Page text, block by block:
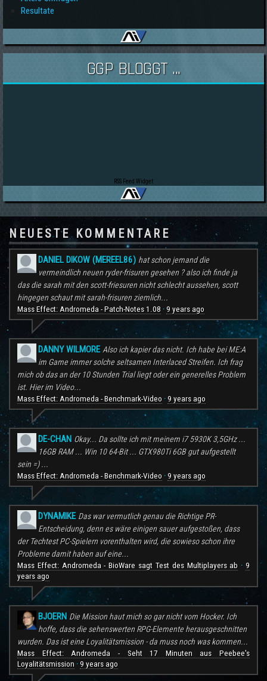
Resultate
GGP BLOGGT ...
RSS Feed Widget
NEUESTE KOMMENTARE
DANIEL DIKOW (MEREEL86) hat schon jemand die
vermeindlich neuen ryder-frisuren gesehen ? also ich finde ja
das die sarah mit den scott-friesuren nicht schlecht aussehen, scott
hingegen schaut mit sarah-frisuren ziemlich...
Mass Effect: Andromeda - Patch-Notes 1.08 · 9 years ago
DANNY WILMORE Also ich kapier das nicht. Ich habe bei ME:A
im Game immer solche seltsamen Interlaced Streifen. Ich frag
mich ob das an der 10 Stunden Trial liegt oder ein generelles Problem
ist. Hier im Video...
Mass Effect: Andromeda - Benchmark-Video · 9 years ago
DE-CHAN Okay... Da sollte ich mit meinem i7 5930K 3,5GHz ...
16GB RAM ... Win 10 64-Bit ... GTX980Ti 6GB gut aufgestellt
sein =) ...
Mass Effect: Andromeda - Benchmark-Video · 9 years ago
DYNAMIKE Das war vermutlich genau die Richtige PR-
Entscheidung, denn es wäre einigen sauer aufgestoßen, dass
der Techtest PC-Spielern vorenthalten wird, die sowieso schon ihre
Probleme damit haben auf eine...
Mass Effect: Andromeda - BioWare sagt Test des Multiplayers ab ·9
years ago
BJOERN Die Mission haut mich so gar nicht vom Hocker. Ich
hoffe, dass die sehenswerten RPG-Elemente herausgeschnitten
wurden. Das ist eine Loyalitätsmission - da muss noch was kommen...
Mass Effect: Andromeda - Seht 17 Minuten aus Peebee's
Loyalitätsmission · 9 years ago